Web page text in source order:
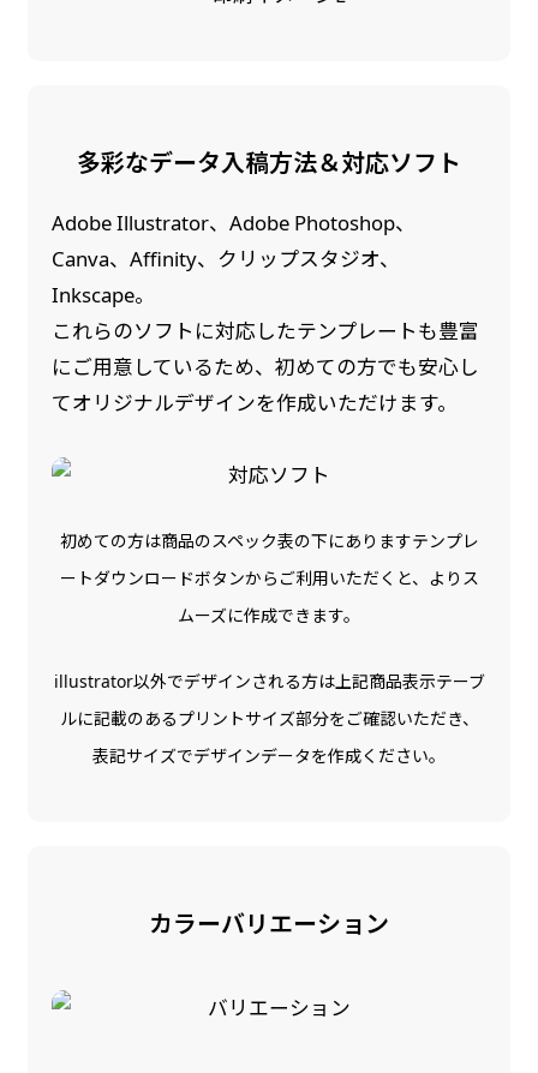
多彩なデータ入稿方法＆対応ソフト
Adobe Illustrator、Adobe Photoshop、
Canva、Affinity、クリップスタジオ、
Inkscape。
これらのソフトに対応したテンプレートも豊富
にご用意しているため、初めての方でも安心し
てオリジナルデザインを作成いただけます。
初めての方は商品のスペック表の下にありますテンプレ
ートダウンロードボタンからご利用いただくと、よりス
ムーズに作成できます。
illustrator以外でデザインされる方は上記商品表示テーブ
ルに記載のあるプリントサイズ部分をご確認いただき、
表記サイズでデザインデータを作成ください。
カラーバリエーション
防炎加工（納期+1営業日）［ +540円 ］
のぼり旗の防炎加工は、消防法で定められてい
る場所でのぼり旗を使用する際に推奨されてい
ます。防炎加工によってのぼり旗が炎に触れても
燃えにくくなります。（燃えるというより溶け
お急ぎ［ +330円 ］
お急ぎは翌営業日発送（基本12時締め切り)枚数
によって対応できない場合、ギリギリでも対応